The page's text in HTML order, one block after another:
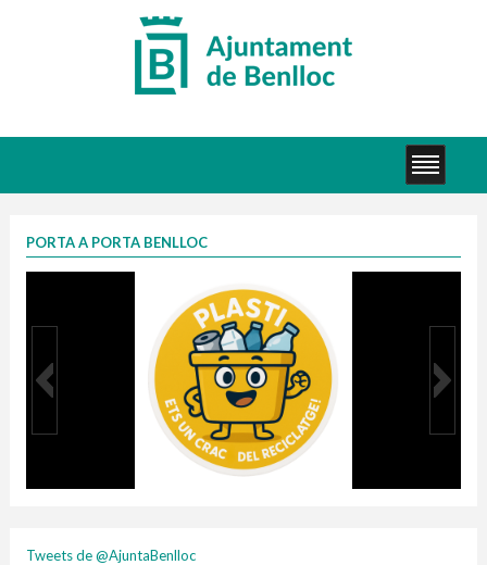
PORTA A PORTA BENLLOC
Tweets de @AjuntaBenlloc